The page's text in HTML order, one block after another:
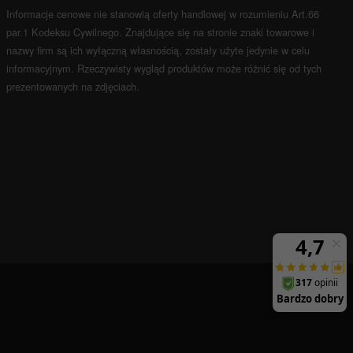
Informacje cenowe nie stanowią oferty handlowej w rozumieniu Art.66
par.1 Kodeksu Cywilnego. Znajdujące się na stronie znaki towarowe i
nazwy firm są ich wyłączną własnością, zostały użyte jedynie w celu
informacyjnym. Rzeczywisty wygląd produktów może różnić się od tych
prezentowanych na zdjęciach.